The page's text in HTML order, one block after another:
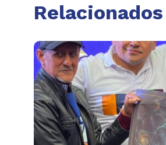
Relacionados